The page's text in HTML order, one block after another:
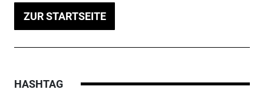
ZUR STARTSEITE
HASHTAG